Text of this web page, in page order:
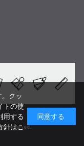
reserved.
クッ
トの使
用する
針はこ
同意する